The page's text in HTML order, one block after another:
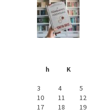
h
K
3
4 5
10
11 12
17
18 19